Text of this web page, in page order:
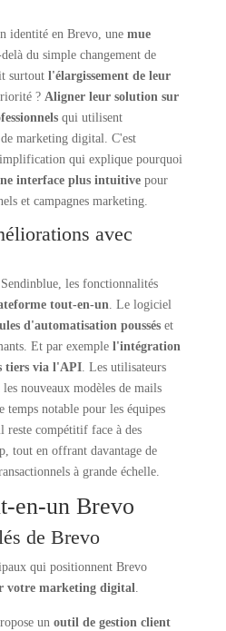
identité en Brevo, une mue
du simple changement de
surtout l'élargissement de leur
? Aligner leur solution sur
qui utilisent
marketing digital. C'est
qui explique pourquoi
interface plus intuitivepour
et campagnes marketing.
avec
les fonctionnalités
tout-en-un. Le logiciel
d'automatisation pousséset
Et par exemple l'intégration
tiers via l'API. Les utilisateurs
nouveaux modèles de mails
notable pour les équipes
compétitif face à des
tout en offrant davantage de
à grande échelle.
en-un Brevo
de Brevo
qui positionnent Brevo
votre marketing digital.
un outil de gestion client